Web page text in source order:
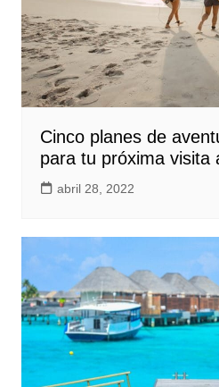
Cinco planes de
para tu próxima
abril 28, 2022